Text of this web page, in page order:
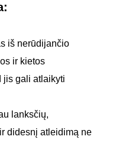
iš nerūdijančio
ir kietos
jis gali atlaikyti
lanksčių,
didesnį atleidimą ne